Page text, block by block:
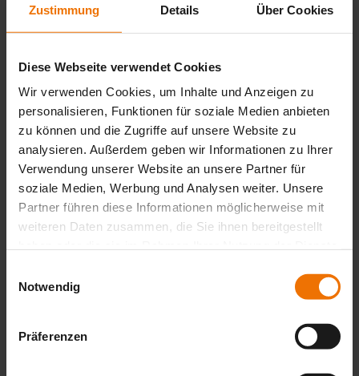
Zustimmung Details Über Cookies
Diese Webseite verwendet Cookies
Wir verwenden Cookies, um Inhalte und Anzeigen zu
personalisieren, Funktionen für soziale Medien anbieten
zu können und die Zugriffe auf unsere Website zu
analysieren. Außerdem geben wir Informationen zu Ihrer
Verwendung unserer Website an unsere Partner für
soziale Medien, Werbung und Analysen weiter. Unsere
Partner führen diese Informationen möglicherweise mit
weiteren Daten zusammen, die Sie ihnen bereitgestellt
Notwendig
Präferenzen
Features
Gases
Properties